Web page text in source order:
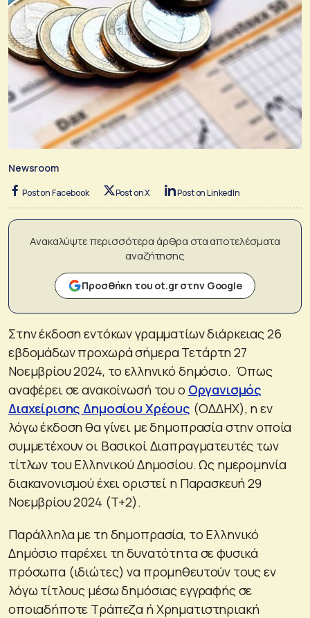
Newsroom
Post on Facebook Post on X Post on LinkedIn
Ανακαλύψτε περισσότερα άρθρα στα αποτελέσματα
αναζήτησης
Προσθήκη του ot.gr στην Google
Στην έκδοση εντόκων γραμματίων διάρκειας 26
εβδομάδων προχωρά σήμερα Τετάρτη 27
Νοεμβρίου 2024, το ελληνικό δημόσιο. Όπως
αναφέρει σε ανακοίνωσή του ο Οργανισμός
Διαχείρισης Δημοσίου Χρέους (ΟΔΔΗΧ), η εν
λόγω έκδοση θα γίνει με δημοπρασία στην οποία
συμμετέχουν οι Βασικοί Διαπραγματευτές των
τίτλων του Ελληνικού Δημοσίου. Ως ημερομηνία
διακανονισμού έχει οριστεί η Παρασκευή 29
Νοεμβρίου 2024 (Τ+2).
Παράλληλα με τη δημοπρασία, το Ελληνικό
Δημόσιο παρέχει τη δυνατότητα σε φυσικά
πρόσωπα (ιδιώτες) να προμηθευτούν τους εν
λόγω τίτλους μέσω δημόσιας εγγραφής σε
οποιαδήποτε Τράπεζα ή Χρηματιστηριακή